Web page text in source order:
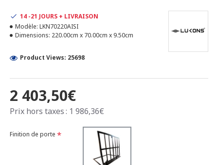
2 403,50€
Prix hors taxes : 1 986,36€
14 -21 JOURS + LIVRAISON
Modèle: LKN70220AISI
Dimensions: 220.00cm x 70.00cm x 9.50cm
Product Views: 25698
Finition de porte